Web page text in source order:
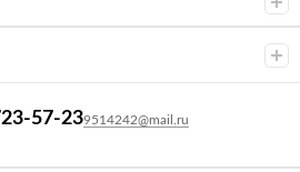
57-239514242@mail.ru